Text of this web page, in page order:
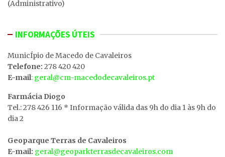
(Administrativo)
INFORMAÇÕES ÚTEIS
MunicÍpio de Macedo de Cavaleiros
Telefone: 278 420 420
E-mail: geral@cm-macedodecavaleiros.pt
Farmácia Diogo
Tel.: 278 426 116 * Informação válida das 9h do dia 1 às 9h do
dia 2
Geoparque Terras de Cavaleiros
E-mail: geral@geoparkterrasdecavaleiros.com